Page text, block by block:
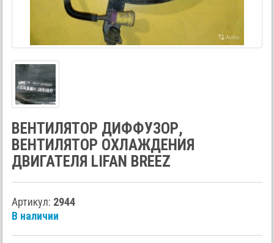
ВЕНТИЛЯТОР ДИФФУЗОР,
ВЕНТИЛЯТОР ОХЛАЖДЕНИЯ
ДВИГАТЕЛЯ LIFAN BREEZ
Артикул: 2944
В наличии